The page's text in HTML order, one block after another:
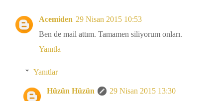
Acemiden 29 Nisan 2015 10:53
Ben de mail attım. Tamamen siliyorum onları.
Yanıtla
Yanıtlar
Hüzün Hüzün
29 Nisan 2015 13:30